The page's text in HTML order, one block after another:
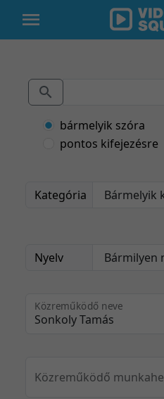
bármelyik szóra
pontos kifejezésre
Kategória
Nyelv
Közreműködő neve
Közreműködő